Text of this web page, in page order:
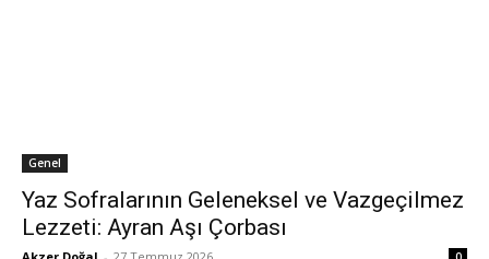
Genel
Yaz Sofralarının Geleneksel ve Vazgeçilmez
Lezzeti: Ayran Aşı Çorbası